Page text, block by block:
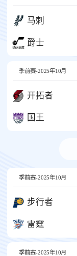
马刺
爵士
季前赛-2025年10月
开拓者
国王
季前赛-2025年10月
步行者
雷霆
季前赛-2025年10月